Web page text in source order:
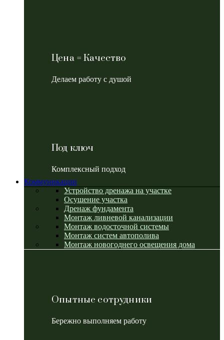
Цена = Качество
Делаем работу с душой
Под ключ
Комплексный подход
Коммуникации
Устройство дренажа на участке
Осушение участка
Дренаж фундамента
Монтаж ливневой канализации
Монтаж водосточной системы
Монтаж систем автополива
Монтаж новогоднего освещения дома
Опытные сотрудники
Бережно выполняем работу